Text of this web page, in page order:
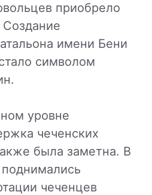
приобрело
Создание
имени Бени
символом
уровне
чеченских
была заметна. В
чеченцев